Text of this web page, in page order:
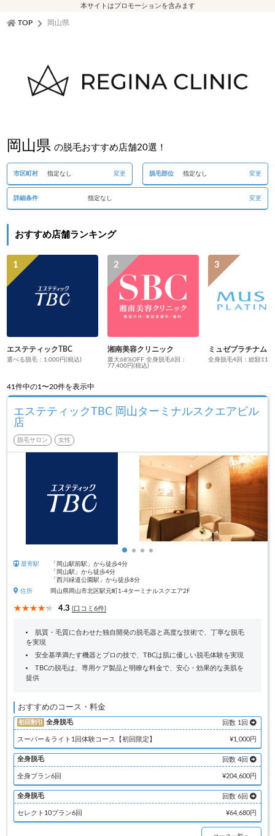
本サイトはプロモーションを含みます
TOP 岡山県
岡山県 の脱毛おすすめ店舗20選！
市区町村 指定なし 変更 脱毛部位 指定なし 変更
詳細条件 指定なし 変更
おすすめ店舗ランキング
エステティックTBC
選べる脱毛：1,000円(税込)
湘南美容クリニック
最大68%OFF 全身脱毛6回：
77,400円(税込)
ミュゼプラチナム
全身脱毛4回：総額110
41件中の1〜20件を表示中
エステティックTBC 岡山ターミナルスクエアビル
店
脱毛サロン 女性
最寄駅
「岡山駅前駅」から徒歩4分
「岡山駅」から徒歩4分
「西川緑道公園駅」から徒歩8分
住所
岡山県岡山市北区駅元町1-4ターミナルスクエア2F
4.3 (口コミ6件)
肌質・毛質に合わせた独自開発の脱毛器と高度な技術で、丁寧な脱毛
を実現
安全基準満たす機器とプロの技で、TBCは肌に優しい脱毛体験を実現
TBCの脱毛は、専用ケア製品と明瞭な料金で、安心・効果的な美肌を
提供
おすすめのコース・料金
初回割引 全身脱毛 回数 1回
スーパー＆ライト1回体験コース【初回限定】 ¥1,000円
全身脱毛 回数 4回
全身プラン6回 ¥204,600円
全身脱毛 回数 6回
セレクト10プラン6回 ¥64,680円